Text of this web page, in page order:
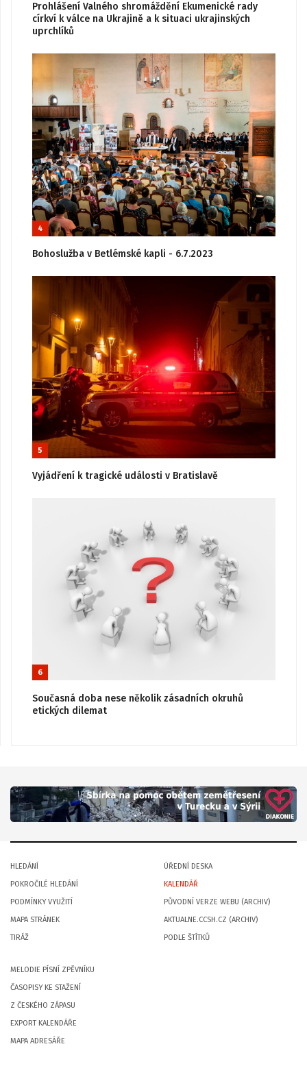
Prohlášení Valného shromáždění Ekumenické rady
církví k válce na Ukrajině a k situaci ukrajinských
uprchlíků
4
Bohoslužba v Betlémské kapli - 6.7.2023
5
Vyjádření k tragické události v Bratislavě
6
Současná doba nese několik zásadních okruhů
etických dilemat
HLEDÁNÍ
POKROČILÉ HLEDÁNÍ
PODMÍNKY VYUŽITÍ
MAPA STRÁNEK
TIRÁŽ
ÚŘEDNÍ DESKA
KALENDÁŘ
PŮVODNÍ VERZE WEBU (ARCHIV)
AKTUALNE.CCSH.CZ (ARCHIV)
PODLE ŠTÍTKŮ
MELODIE PÍSNÍ ZPĚVNÍKU
ČASOPISY KE STAŽENÍ
Z ČESKÉHO ZÁPASU
EXPORT KALENDÁŘE
MAPA ADRESÁŘE